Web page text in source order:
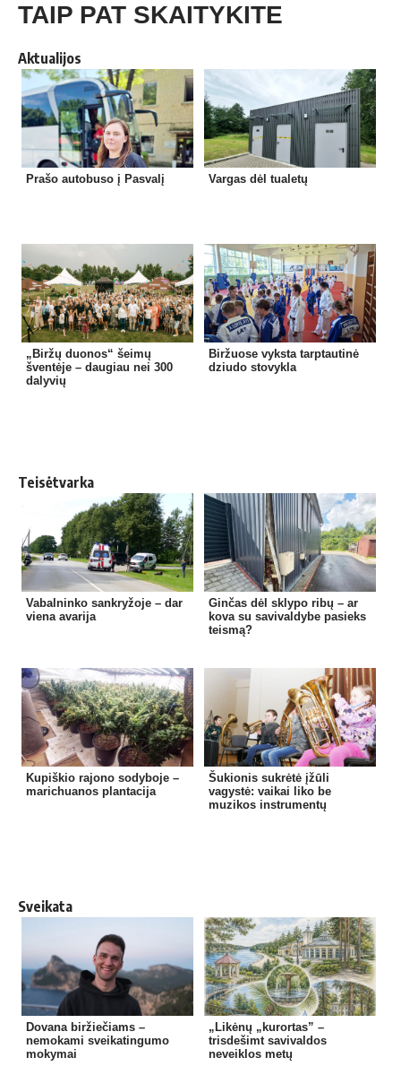
TAIP PAT SKAITYKITE
Aktualijos
Prašo autobuso į Pasvalį Vargas dėl tualetų
„Biržų duonos“ šeimų
šventėje – daugiau nei 300
dalyvių
Biržuose vyksta tarptautinė
dziudo stovykla
Teisėtvarka
Vabalninko sankryžoje – dar
viena avarija
Ginčas dėl sklypo ribų – ar
kova su savivaldybe pasieks
teismą?
Kupiškio rajono sodyboje –
marichuanos plantacija
Šukionis sukrėtė įžūli
vagystė: vaikai liko be
muzikos instrumentų
Sveikata
Dovana biržiečiams –
nemokami sveikatingumo
mokymai
„Likėnų „kurortas” –
trisdešimt savivaldos
neveiklos metų